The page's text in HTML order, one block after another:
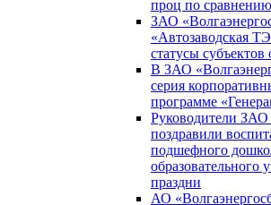
проц по
ЗАО
«Автозаводская
статусы
В ЗАО
серия
программе
Руководители ЗАО
поздравили
подшефного
образовательного
праздни
АО